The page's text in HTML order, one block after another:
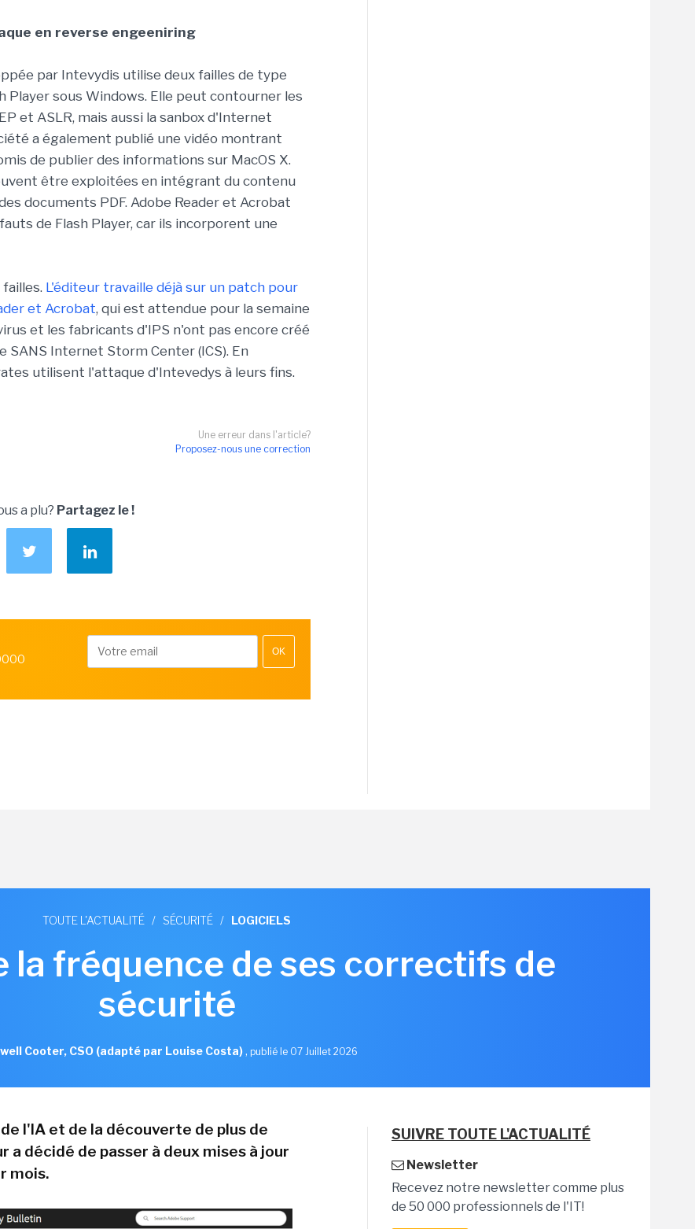
en reverse engeeniring
par Intevydis utilise deux failles de type
Player sous Windows. Elle peut contourner les
et ASLR, mais aussi la sanbox d'Internet
a également publié une vidéo montrant
de publier des informations sur MacOS X.
être exploitées en intégrant du contenu
documents PDF. Adobe Reader et Acrobat
de Flash Player, car ils incorporent une
L'éditeur travaille déjà sur un patch pour
et Acrobat, qui est attendue pour la semaine
et les fabricants d'IPS n'ont pas encore créé
SANS Internet Storm Center (ICS). En
utilisent l'attaque d'Intevedys à leurs fins.
Une erreur dans l'article?
Proposez-nous une correction
a plu? Partagez le !
OK
TOUTE L'ACTUALITÉ / SÉCURITÉ / LOGICIELS
la fréquence de ses correctifs de
sécurité
Cooter, CSO (adapté par Louise Costa), publié le 07 Juillet 2026
l'IA et de la découverte de plus de
a décidé de passer à deux mises à jour
mois.
SUIVRE TOUTE L'ACTUALITÉ
Newsletter
Recevez notre newsletter comme plus
de 50 000 professionnels de l'IT!